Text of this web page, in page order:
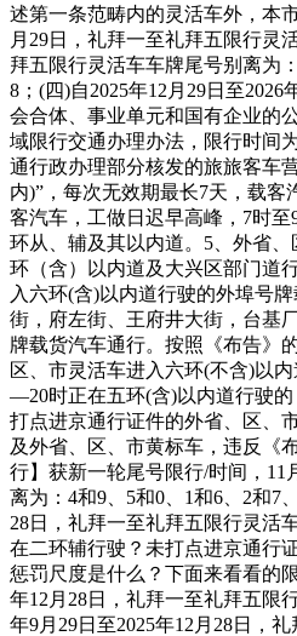
述第一条范畴内的灵活车外，本
月29日，礼拜一至礼拜五限行灵
拜五限行灵活车车牌尾号别离为
8；(四)自2025年12月29日至
会合体、事业单元和国有企业的
域限行交通办理办法，限行时间
通行政办理部分核发的旅旅客车
内)”，每次无效期最长7天，载
客汽车，工做日迟早高峰，7时
环从、辅及其以内道。5、外省
环（含）以内道及大兴区部门道
入六环(含)以内道行驶的外埠号
街，府左街、王府井大街，台基
牌载货汽车通行。按照《布告》
区、市灵活车进入六环(不含)以
—20时正在五环(含)以内道行驶的
打点进京通行证件的外省、区、
及外省、区、市黄标车，违反《
行】获新一轮尾号限行/时间，11
离为：4和9、5和0、1和6、2和7
28日，礼拜一至礼拜五限行灵活
在二环辅行驶？未打点进京通行
惩罚尺度是什么？下面来看看的
年12月28日，礼拜一至礼拜五限
年9月29日至2025年12月28日，